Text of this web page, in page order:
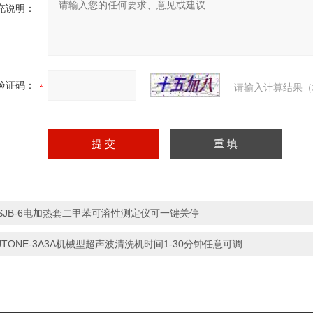
说明：
证码： 请输入计算结果
6电加热套二甲苯可溶性测定仪可一键关停
3A3A机械型超声波清洗机时间1-30分钟任意可调